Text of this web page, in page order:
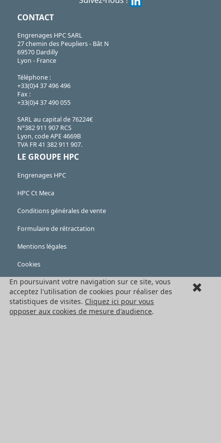
CONTACT
Engrenages HPC SARL
27 chemin des Peupliers - Bât N
69570 Dardilly
Lyon - France
Téléphone :
+33(0)4 37 496 496
Fax :
+33(0)4 37 490 055
SARL au capital de 76224€
N°382 911 907 RCS
Lyon, code APE 4669B
TVA FR 41 382 911 907.
LE GROUPE HPC
Engrenages HPC
HPC Ct Meca
Conditions générales de vente
Formulaire de rétractation
Mentions légales
Cookies
LES PRODUITS
Eléments mécaniques
Transmission de puissance
En poursuivant votre navigation sur ce site, vous
acceptez l'utilisation de cookies pour réaliser des
statistiques de visites. Cliquez ici pour vous
opposer aux cookies de mesure d'audience.